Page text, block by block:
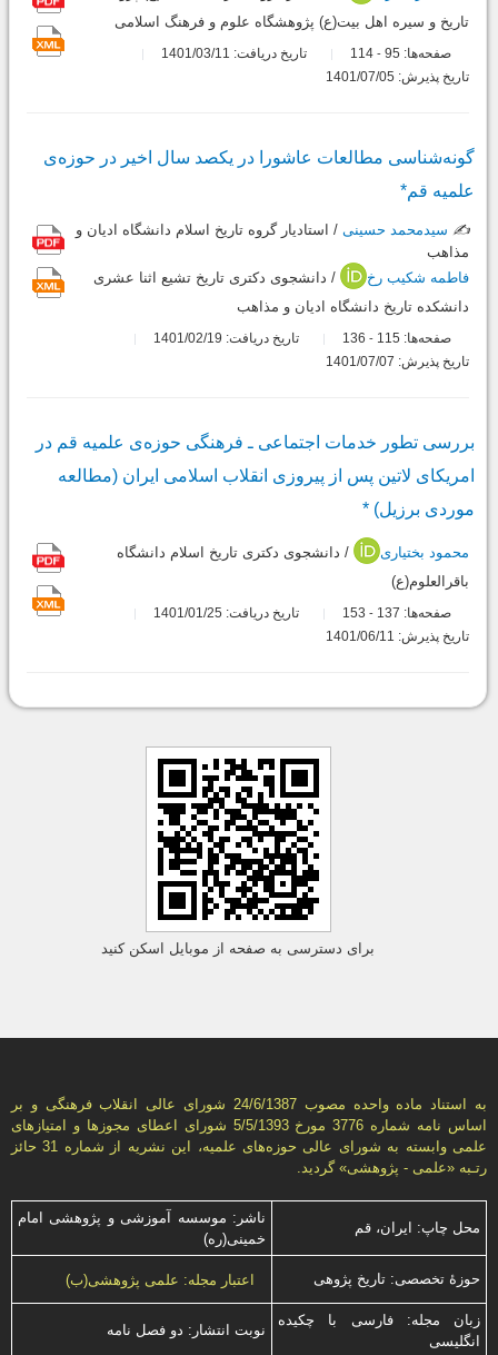
تاریخ و سیره اهل بیت(ع) پژوهشگاه علوم و فرهنگ اسلامی
صفحه‌ها: 95
-
تاریخ دریافت: 1401/03/11
تاریخ پذیرش: 1401/07/05
گونه‌شناسی مطالعات عاشورا در یکصد سال اخیر در حوزه‌ی
علمیه قم*
✍️ سیدمحمد حسینی / استادیار گروه تاریخ اسلام دانشگاه ادیان و
مذاهب
فاطمه شکیب رخ
/ دانشجوی دکتری تاریخ تشیع اثنا عشری
دانشکده تاریخ دانشگاه ادیان و مذاهب
صفحه‌ها: 115
-
تاریخ دریافت: 1401/02/19
تاریخ پذیرش: 1401/07/07
بررسی تطور خدمات اجتماعی ـ فرهنگی حوزه‌ی علمیه قم در
امریکای لاتین پس از پیروزی انقلاب اسلامی ایران (مطالعه
موردی برزیل) *
محمود بختیاری
/ دانشجوی دکتری تاریخ اسلام دانشگاه
باقرالعلوم(ع)
صفحه‌ها: 137
-
تاریخ دریافت: 1401/01/25
تاریخ پذیرش: 1401/06/11
برای دسترسی به صفحه از موبایل اسکن کنید
به استناد ماده واحده مصوب 24/6/1387 شورای عالی انقلاب فرهنگی و بر
اساس نامه شماره 3776 مورخ 5/5/1393 شورای اعطای مجوزها و امتيازهای
علمی وابسته به شورای عالی حوزه‌های علميه، اين نشريه از شماره 31 حائز
رتـبه «علمی - پژوهشی» گرديد.
محل چاپ: ایران، قم
ناشر: موسسه آموزشی و پژوهشی امام
خمینی(ره)
حوزۀ تخصصی: تاریخ پژوهی اعتبار مجله: علمی پژوهشی(ب)
زبان مجله: فارسی با چكیده
انگلیسی
نوبت انتشار: دو فصل نامه